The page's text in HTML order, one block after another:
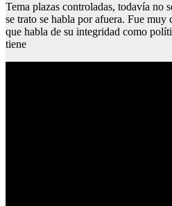
Tema plazas controladas, todavía no
se trato se habla por afuera. Fue
que habla de su integridad como
tiene